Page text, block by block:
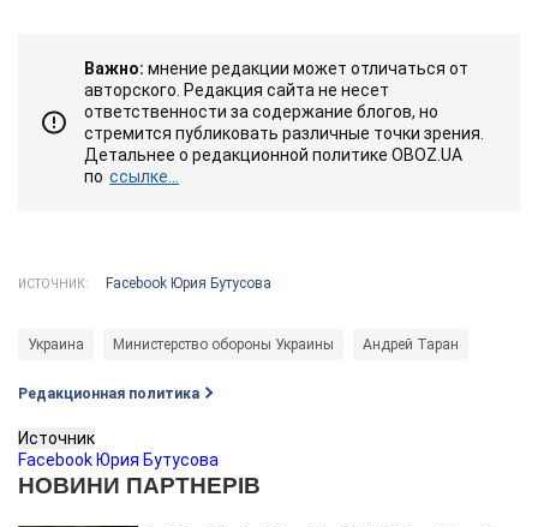
Важно: мнение редакции может отличаться от
авторского. Редакция сайта не несет
ответственности за содержание блогов, но
стремится публиковать различные точки зрения.
Детальнее о редакционной политике OBOZ.UA
по ссылке...
ИСТОЧНИК: Facebook Юрия Бутусова
Украина Министерство обороны Украины Андрей Таран
Редакционная политика
Источник
Facebook Юрия Бутусова